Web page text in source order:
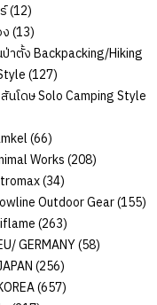
สินค้า
1212
สินค้า
1313
สินค้า
าตั้ง Backpacking/Hiking
127127
สินค้า
นโดษ Solo Camping Style
6666
สินค้า
Works 208208
3434
สินค้า
Outdoor Gear 155155
263263
สินค้า
GERMANY 5858
256256
สินค้า
657657